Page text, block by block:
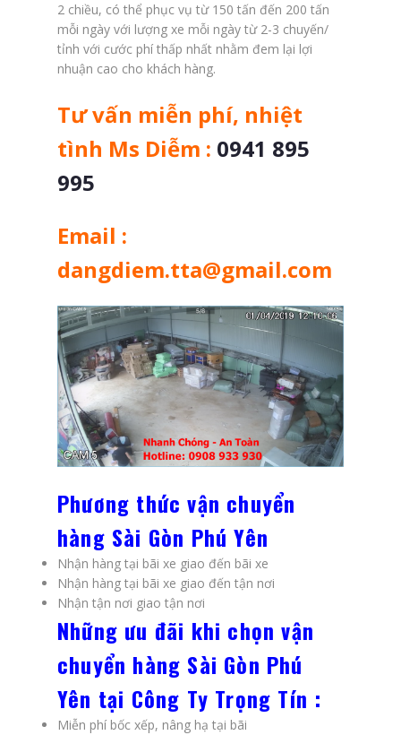
2 chiều, có thể phục vụ từ 150 tấn đến 200 tấn
mỗi ngày với lượng xe mỗi ngày từ 2-3 chuyến/
tỉnh với cước phí thấp nhất nhằm đem lại lợi
nhuận cao cho khách hàng.
Tư vấn miễn phí, nhiệt
tình Ms Diễm : 0941 895
995
Email :
dangdiem.tta@gmail.com
Phương thức vận chuyển
hàng Sài Gòn Phú Yên
Nhận hàng tại bãi xe giao đến bãi xe
Nhận hàng tại bãi xe giao đến tận nơi
Nhận tận nơi giao tận nơi
Những ưu đãi khi chọn vận
chuyển hàng Sài Gòn Phú
Yên tại Công Ty Trọng Tín :
Miễn phí bốc xếp, nâng hạ tại bãi